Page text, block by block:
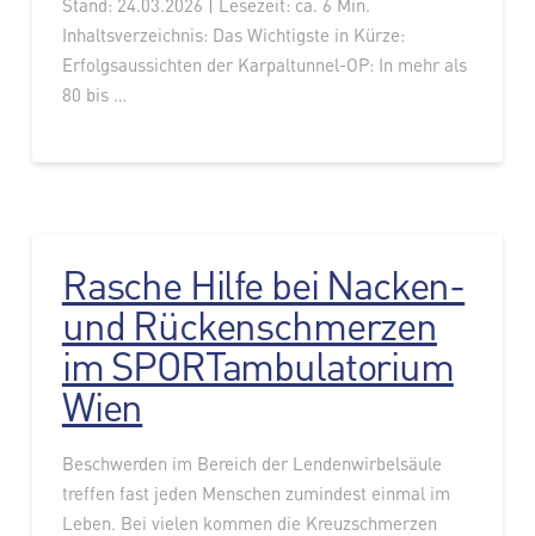
Inhaltsverzeichnis: Das Wichtigste in Kürze:
Erfolgsaussichten der Karpaltunnel-OP: In mehr als
80 bis …
Rasche Hilfe bei Nacken-
und Rückenschmerzen
im SPORTambulatorium
Wien
Beschwerden im Bereich der Lendenwirbelsäule
treffen fast jeden Menschen zumindest einmal im
Leben. Bei vielen kommen die Kreuzschmerzen